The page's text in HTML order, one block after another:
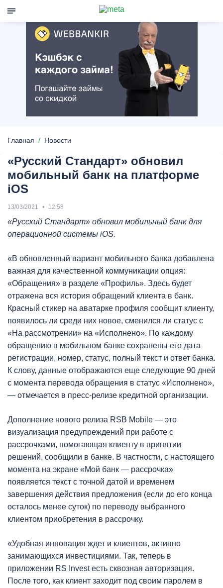
Главная Новости
«​Русский Стандарт»​ обновил
мобильный банк на платформе
iOS
13/03/2021 12:58
«Русский Стандарт» обновил мобильный банк для
операционной системы iOS.
«В обновленный вариант мобильного банка добавлена
важная для качественной коммуникации опция:
«Обращения» в разделе «Профиль». Здесь будет
отражена вся история обращений клиента в банк.
Красный стикер на аватарке профиля сообщит клиенту,
появилось ли среди них новое, сменился ли статус с
«На рассмотрении» на «Исполнено». По каждому
обращению в мобильном банке сохранены его дата
регистрации, номер, статус, полный текст и ответ банка.
К слову, данные отображаются еще следующие 90 дней
с момента перевода обращения в статус «Исполнено»,
— отмечается в пресс-релизе кредитной организации.
Дополнение нового релиза RSB Mobile — это
визуализация предупреждений при работе с
рассрочками, помогающая клиенту в принятии
решений, сообщили в банке. В частности, с настоящего
момента на экране «Мой банк — рассрочка»
появляется текст с точной датой и временем
завершения действия предложения (если до его конца
осталось менее суток) по переводу выбранного
клиентом приобретения в рассрочку.
«Удобная инновация ждет и клиентов, активно
занимающихся инвестициями. Так, теперь в
приложении RS Invest есть сквозная авторизация.
После того, как клиент заходит под своим паролем в